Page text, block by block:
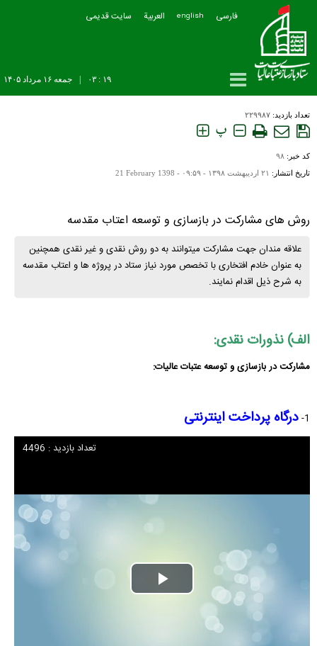
فارسی english العربیة سایت قدیمی
جمعه ۱۶ مرداد ۱۴۰۵ ۱۹ : ۰۳
تعداد بازدید: ۲۲۹۹۸۷
پ
کد خبر: ۹۸
تاریخ انتشار: ۲۱ ارديبهشت ۱۳۹۸ - ۰۹:۵۹ - 21 February 1398
روش های مشارکت در بازسازی و توسعه اعتاب مقدسه
علاقه مندان جهت مشارکت میتوانند به دو روش نقدی و غیر نقدی همچنین
به عنوان خادم افتخاری با تخصص مورد نیاز ستاد در پروژه ها و اعتاب مقدسه
به شرح ذیل اقدام نمایند.
الف) نذورات نقدی:
مشارکت در بازسازی و توسعه عتبات عالیات:
1- درگاه پرداخت اینترنتی
Play
Video
تعداد بازدید : 4496